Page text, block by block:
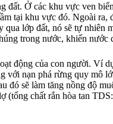
đất. Ở các khu vực ven
tại khu vực đó. Ngoài ra,
lớp đất, nó sẽ tự nhiên
trong nước, khiến nước
động của con người. Ví
với nạn phá rừng quy mô
đó sẽ làm tăng nồng độ
(tổng chất rắn hòa tan